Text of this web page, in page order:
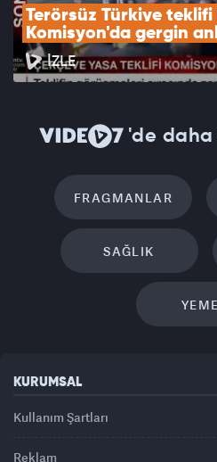
Terörsüz Türkiye
Komisyon'da gergin
İZLE
'de daha
FRAGMANLAR
SAĞLIK
KURUMSAL
Kullanım Şartları
Reklam